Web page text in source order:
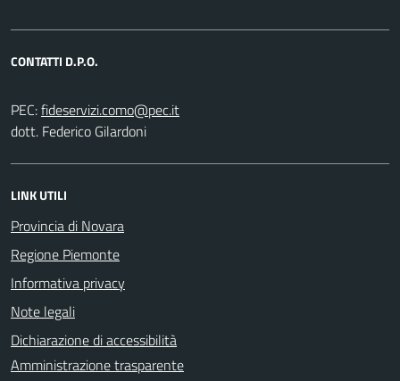
CONTATTI D.P.O.
PEC:
dott. Federico Gilardoni
LINK UTILI
Provincia di Novara
Regione Piemonte
Informativa privacy
Note legali
Dichiarazione di accessibilità
Amministrazione trasparente